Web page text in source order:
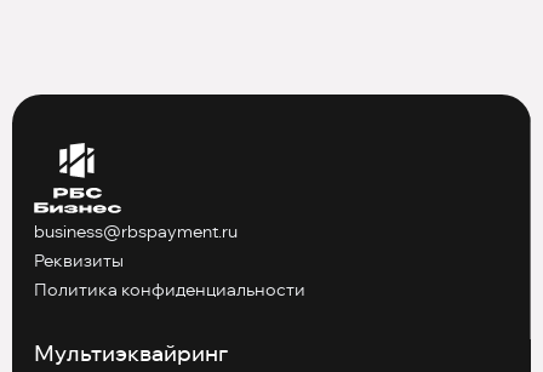
business@rbspayment.ru
Реквизиты
Политика конфиденциальности
Мультиэквайринг